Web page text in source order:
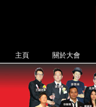
主頁 關於大會